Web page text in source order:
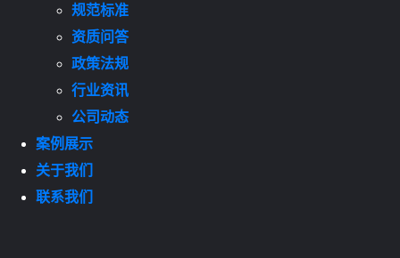
规范标准
资质问答
政策法规
行业资讯
公司动态
案例展示
关于我们
联系我们